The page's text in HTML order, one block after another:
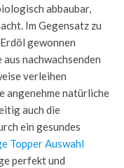
abbaubar,
Im Gegensatz zu
gewonnen
nachwachsenden
verleihen
angenehme natürliche
auch die
ein gesundes
Topper Auswahl
perfekt und